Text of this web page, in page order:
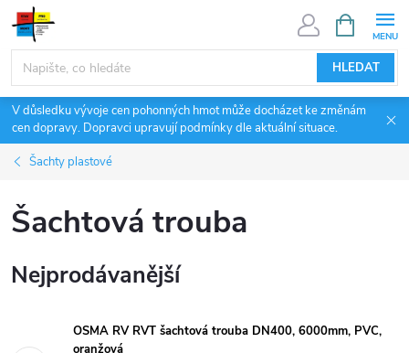
Přejít
obsah
HLEDAT
NÁKUPNÍ
KOŠÍK
V důsledku vývoje cen pohonných hmot může docházet ke změnám
cen dopravy. Dopravci upravují podmínky dle aktuální situace.
Šachty plastové
Šachtová trouba
Nejprodávanější
OSMA RV RVT šachtová trouba DN400, 6000mm, PVC,
oranžová